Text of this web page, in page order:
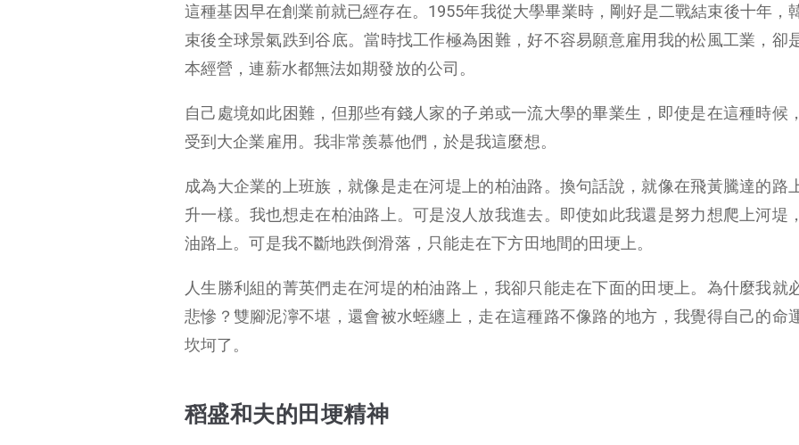
這種基因早在創業前就已經存在。1955年我從大學畢業時，剛好是二戰結束後十年，
束後全球景氣跌到谷底。當時找工作極為困難，好不容易願意雇用我的松風工業，卻
本經營，連薪水都無法如期發放的公司。
自己處境如此困難，但那些有錢人家的子弟或一流大學的畢業生，即使是在這種時候
受到大企業雇用。我非常羨慕他們，於是我這麼想。
成為大企業的上班族，就像是走在河堤上的柏油路。換句話說，就像在飛黃騰達的路
升一樣。我也想走在柏油路上。可是沒人放我進去。即使如此我還是努力想爬上河堤
油路上。可是我不斷地跌倒滑落，只能走在下方田地間的田埂上。
人生勝利組的菁英們走在河堤的柏油路上，我卻只能走在下面的田埂上。為什麼我就
悲慘？雙腳泥濘不堪，還會被水蛭纏上，走在這種路不像路的地方，我覺得自己的命
坎坷了。
稻盛和夫的田埂精神